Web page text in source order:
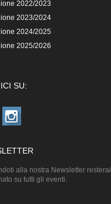
2022/2023
2023/2024
2024/2025
2025/2026
SU:
alla nostra Newsletter resterai
su tutti gli eventi.